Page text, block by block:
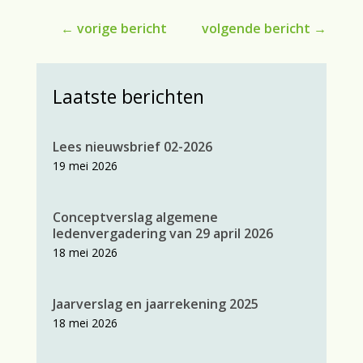
← vorige bericht volgende bericht →
Laatste berichten
Lees nieuwsbrief 02-2026
19 mei 2026
Conceptverslag algemene
ledenvergadering van 29 april 2026
18 mei 2026
Jaarverslag en jaarrekening 2025
18 mei 2026